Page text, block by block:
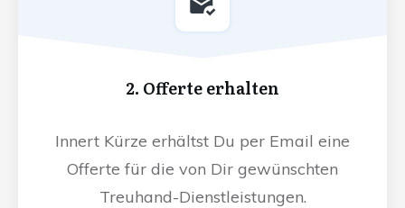
2. Offerte erhalten
Innert Kürze erhältst Du per Email eine
Offerte für die von Dir gewünschten
Treuhand-Dienstleistungen.